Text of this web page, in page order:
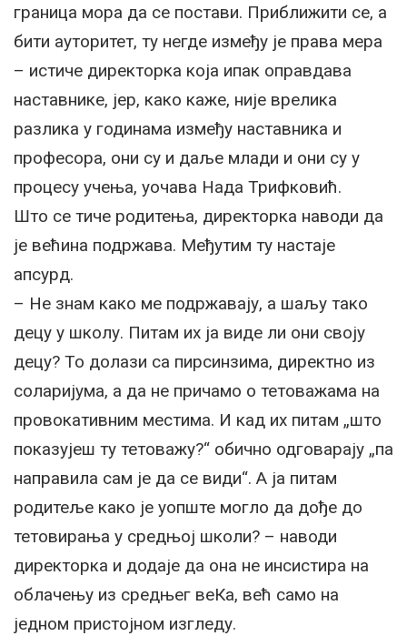
граница мора да се постави. Приближити се, а
бити ауторитет, ту негде између је права мера
– истиче директорка која ипак оправдава
наставнике, јер, како каже, није врелика
разлика у годинама између наставника и
професора, они су и даље млади и они су у
процесу учења, уочава Нада Трифковић.
Што се тиче родитења, директорка наводи да
је већина подржава. Међутим ту настаје
апсурд.
– Не знам како ме подржавају, а шаљу тако
децу у школу. Питам их ја виде ли они своју
децу? То долази са пирсинзима, директно из
соларијума, а да не причамо о тетоважама на
провокативним местима. И кад их питам „што
показујеш ту тетоважу?“ обично одговарају „па
направила сам је да се види“. А ја питам
родитеље како је уопште могло да дође до
тетовирања у средњој школи? – наводи
директорка и додаје да она не инсистира на
облачењу из средњег веКа, већ само на
једном пристојном изгледу.